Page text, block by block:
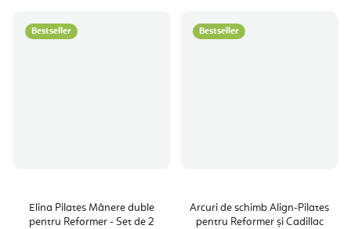
Bestseller
Elina Pilates Mânere duble
pentru Reformer - Set de 2
Bestseller
Arcuri de schimb Align-Pilates
pentru Reformer și Cadillac